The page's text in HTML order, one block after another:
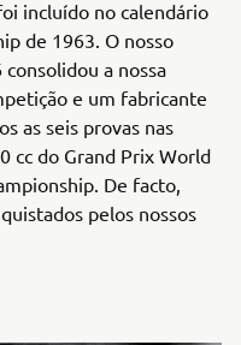
incluído no calendário
de 1963. O nosso
a nossa
e um fabricante
as seis provas nas
cc do Grand Prix World
De facto,
pelos nossos